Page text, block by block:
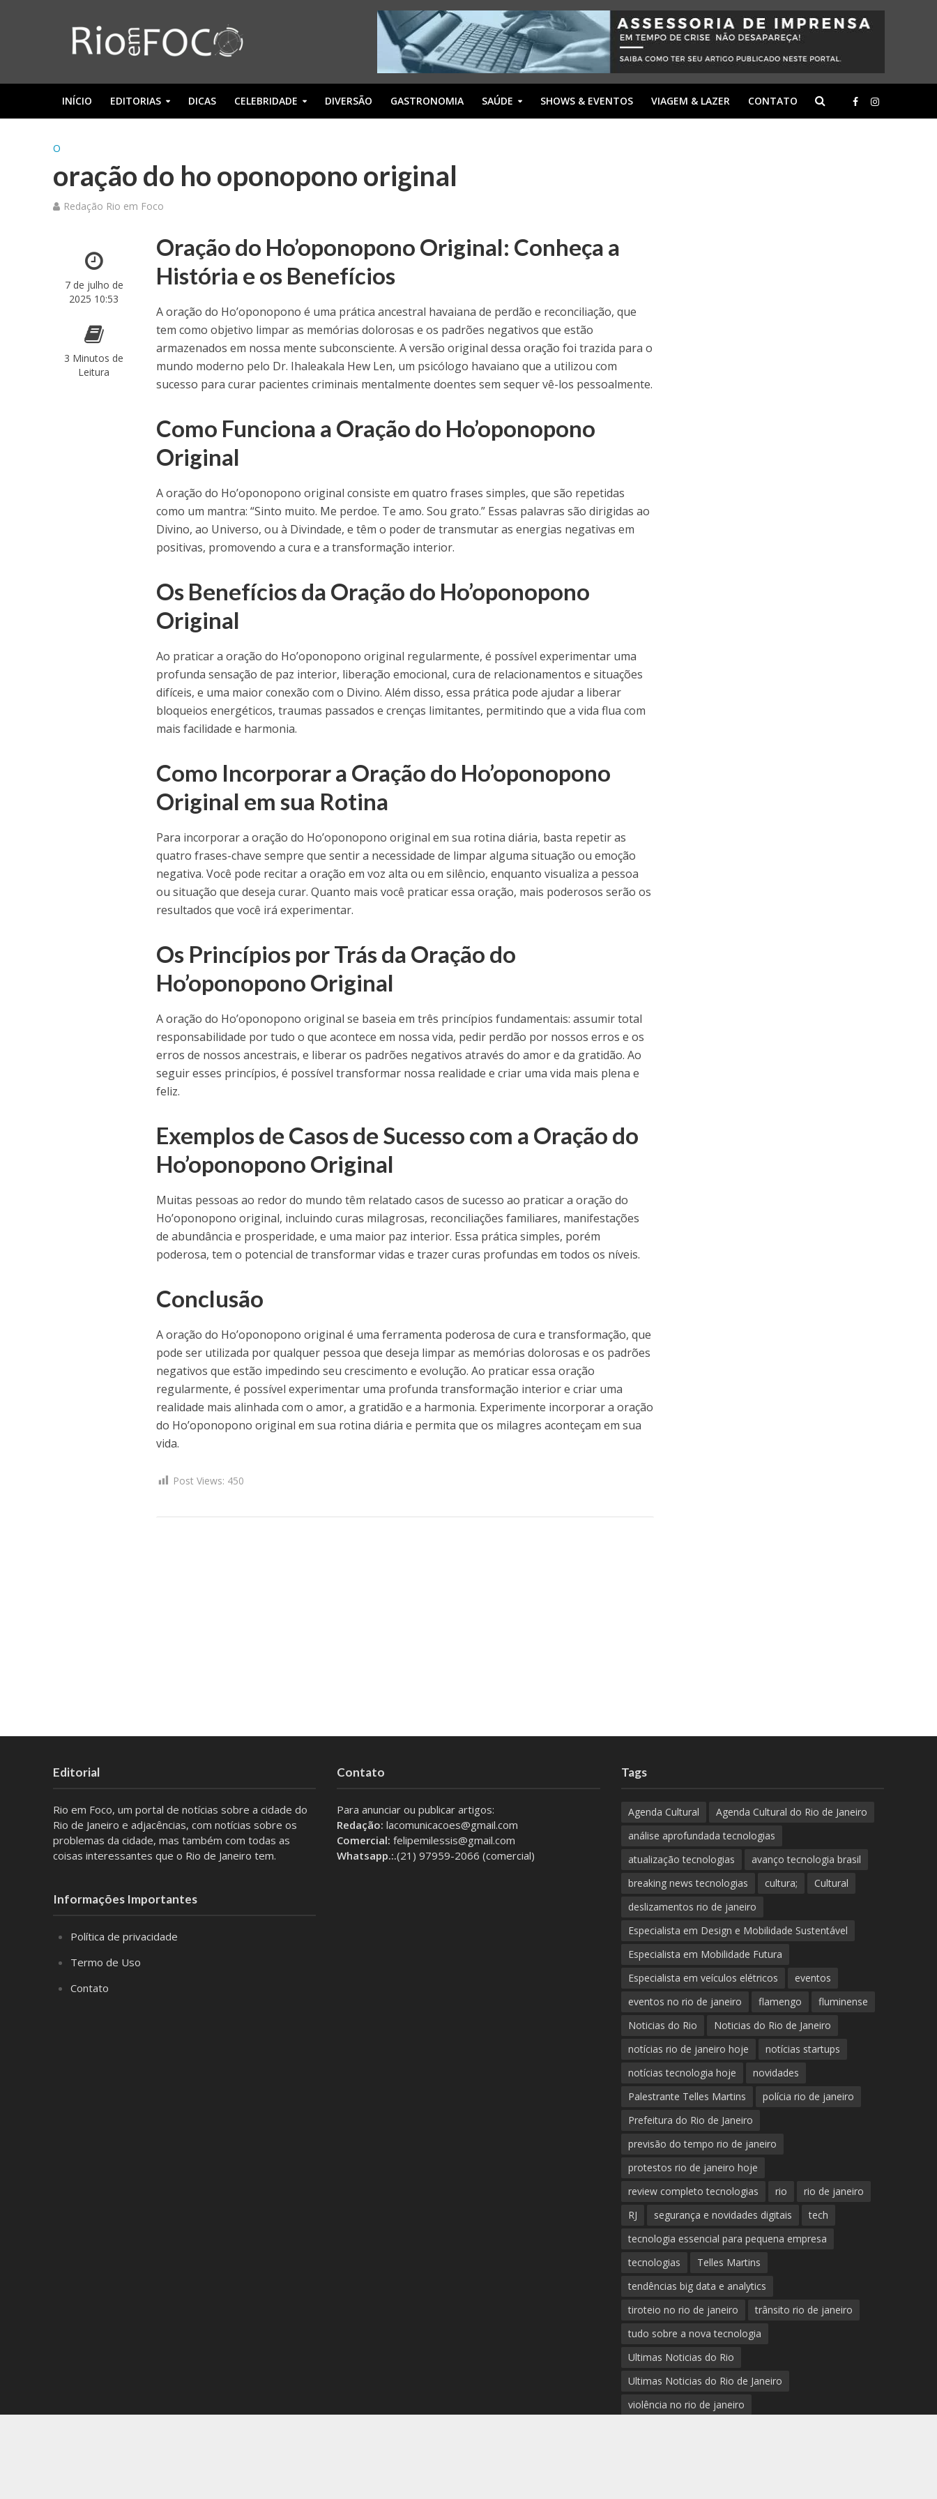
INÍCIO EDITORIAS DICAS CELEBRIDADE DIVERSÃO GASTRONOMIA SAÚDE SHOWS & EVENTOS VIAGEM & LAZER CONTATO
O
oração do ho oponopono original
Redação Rio em Foco
7 de julho de
2025 10:53
3 Minutos de
Leitura
Oração do Ho’oponopono Original: Conheça a
História e os Benefícios
A oração do Ho’oponopono é uma prática ancestral havaiana de perdão e reconciliação, que
tem como objetivo limpar as memórias dolorosas e os padrões negativos que estão
armazenados em nossa mente subconsciente. A versão original dessa oração foi trazida para o
mundo moderno pelo Dr. Ihaleakala Hew Len, um psicólogo havaiano que a utilizou com
sucesso para curar pacientes criminais mentalmente doentes sem sequer vê-los pessoalmente.
Como Funciona a Oração do Ho’oponopono
Original
A oração do Ho’oponopono original consiste em quatro frases simples, que são repetidas
como um mantra: “Sinto muito. Me perdoe. Te amo. Sou grato.” Essas palavras são dirigidas ao
Divino, ao Universo, ou à Divindade, e têm o poder de transmutar as energias negativas em
positivas, promovendo a cura e a transformação interior.
Os Benefícios da Oração do Ho’oponopono
Original
Ao praticar a oração do Ho’oponopono original regularmente, é possível experimentar uma
profunda sensação de paz interior, liberação emocional, cura de relacionamentos e situações
difíceis, e uma maior conexão com o Divino. Além disso, essa prática pode ajudar a liberar
bloqueios energéticos, traumas passados e crenças limitantes, permitindo que a vida flua com
mais facilidade e harmonia.
Como Incorporar a Oração do Ho’oponopono
Original em sua Rotina
Para incorporar a oração do Ho’oponopono original em sua rotina diária, basta repetir as
quatro frases-chave sempre que sentir a necessidade de limpar alguma situação ou emoção
negativa. Você pode recitar a oração em voz alta ou em silêncio, enquanto visualiza a pessoa
ou situação que deseja curar. Quanto mais você praticar essa oração, mais poderosos serão os
resultados que você irá experimentar.
Os Princípios por Trás da Oração do
Ho’oponopono Original
A oração do Ho’oponopono original se baseia em três princípios fundamentais: assumir total
responsabilidade por tudo o que acontece em nossa vida, pedir perdão por nossos erros e os
erros de nossos ancestrais, e liberar os padrões negativos através do amor e da gratidão. Ao
seguir esses princípios, é possível transformar nossa realidade e criar uma vida mais plena e
feliz.
Exemplos de Casos de Sucesso com a Oração do
Ho’oponopono Original
Muitas pessoas ao redor do mundo têm relatado casos de sucesso ao praticar a oração do
Ho’oponopono original, incluindo curas milagrosas, reconciliações familiares, manifestações
de abundância e prosperidade, e uma maior paz interior. Essa prática simples, porém
poderosa, tem o potencial de transformar vidas e trazer curas profundas em todos os níveis.
Conclusão
A oração do Ho’oponopono original é uma ferramenta poderosa de cura e transformação, que
pode ser utilizada por qualquer pessoa que deseja limpar as memórias dolorosas e os padrões
negativos que estão impedindo seu crescimento e evolução. Ao praticar essa oração
regularmente, é possível experimentar uma profunda transformação interior e criar uma
realidade mais alinhada com o amor, a gratidão e a harmonia. Experimente incorporar a oração
do Ho’oponopono original em sua rotina diária e permita que os milagres aconteçam em sua
vida.
Post Views: 450
Editorial
Rio em Foco, um portal de notícias sobre a cidade do
Rio de Janeiro e adjacências, com notícias sobre os
problemas da cidade, mas também com todas as
coisas interessantes que o Rio de Janeiro tem.
Informações Importantes
Política de privacidade
Termo de Uso
Contato
Contato
Para anunciar ou publicar artigos:
Redação: lacomunicacoes@gmail.com
Comercial: felipemilessis@gmail.com
Whatsapp.:.(21) 97959-2066 (comercial)
Tags
Agenda Cultural
Agenda Cultural do Rio de Janeiro
análise aprofundada tecnologias
atualização tecnologias
avanço tecnologia brasil
breaking news tecnologias
cultura;
Cultural
deslizamentos rio de janeiro
Especialista em Design e Mobilidade Sustentável
Especialista em Mobilidade Futura
Especialista em veículos elétricos
eventos
eventos no rio de janeiro
flamengo
fluminense
Noticias do Rio
Noticias do Rio de Janeiro
notícias rio de janeiro hoje
notícias startups
notícias tecnologia hoje
novidades
Palestrante Telles Martins
polícia rio de janeiro
Prefeitura do Rio de Janeiro
previsão do tempo rio de janeiro
protestos rio de janeiro hoje
review completo tecnologias
rio
rio de janeiro
RJ
segurança e novidades digitais
tech
tecnologia essencial para pequena empresa
tecnologias
Telles Martins
tendências big data e analytics
tiroteio no rio de janeiro
trânsito rio de janeiro
tudo sobre a nova tecnologia
Ultimas Noticias do Rio
Ultimas Noticias do Rio de Janeiro
violência no rio de janeiro